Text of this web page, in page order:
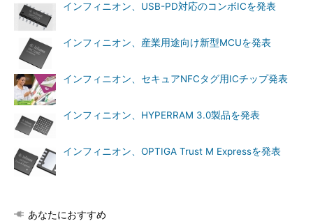
インフィニオン、USB-PD対応のコンボICを発表
インフィニオン、産業用途向け新型MCUを発表
インフィニオン、セキュアNFCタグ用ICチップ発表
インフィニオン、HYPERRAM 3.0製品を発表
インフィニオン、OPTIGA Trust M Expressを発表
あなたにおすすめ